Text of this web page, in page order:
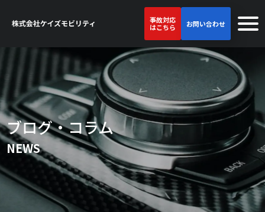
事故対応
はこちら
お問い合わせ
ブログ・コラム
NEWS